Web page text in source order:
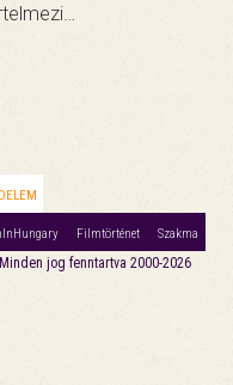
Filmtörténet Szakma
jog fenntartva 2000-2026